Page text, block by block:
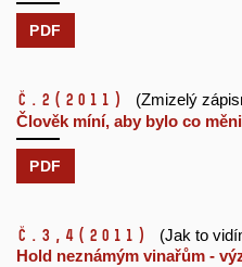
PDF
č.2 (2011)
(Zmizelý
Člověk míní, aby bylo co
PDF
č.3,4 (2011)
(Jak to
Hold neznámým vinařům -